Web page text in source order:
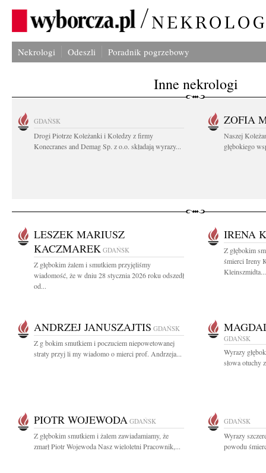
Nekrologi Odeszli Poradnik pogrzebowy
Inne nekrologi
GDAŃSK
Drogi Piotrze Koleżanki i Koledzy z firmy
Konecranes and Demag Sp. z o.o. składają wyrazy...
ZOFIA
Naszej
głębokiego
LESZEK MARIUSZ
KACZMAREK GDAŃSK
Z głębokim żalem i smutkiem przyjęliśmy
wiadomość, że w dniu 28 stycznia 2026 roku odszedł
od...
IRENA
Z głębokim
śmierci Ireny
Kleinszmidta...
ANDRZEJ JANUSZAJTIS GDAŃSK
Z g bokim smutkiem i poczuciem niepowetowanej
straty przyj li my wiadomo o mierci prof. Andrzeja...
GDAŃSK
Wyrazy
słowa otuchy
PIOTR WOJEWODA GDAŃSK
Z głębokim smutkiem i żalem zawiadamiamy, że
zmarł Piotr Wojewoda Nasz wieloletni Pracownik,...
GDAŃSK
Wyrazy
powodu